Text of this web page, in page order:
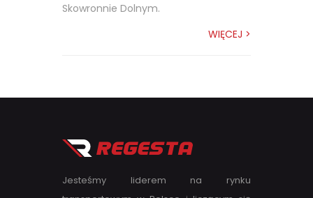
Skowronnie Dolnym.
WIĘCEJ >
Jesteśmy liderem na rynku